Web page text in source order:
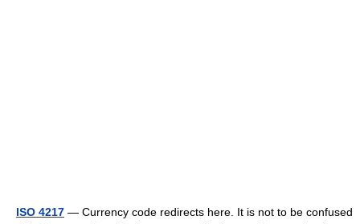
ISO 4217 — Currency code redirects here. It is not to be confused